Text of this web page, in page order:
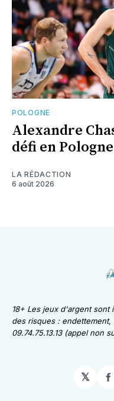
POLOGNE
Alexandre
défi en Pologne
LA RÉDACTION
6 août 2026
18+ Les jeux d'argent
des risques :
09.74.75.13.13 (appel non
𝕏